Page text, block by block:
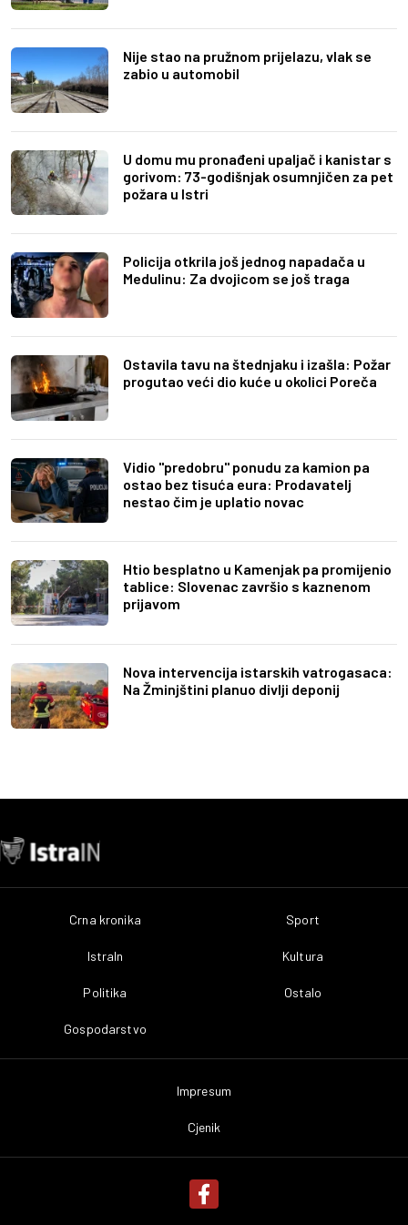
Nije stao na pružnom prijelazu, vlak se
zabio u automobil
U domu mu pronađeni upaljač i kanistar s
gorivom: 73-godišnjak osumnjičen za pet
požara u Istri
Policija otkrila još jednog napadača u
Medulinu: Za dvojicom se još traga
Ostavila tavu na štednjaku i izašla: Požar
progutao veći dio kuće u okolici Poreča
Vidio "predobru" ponudu za kamion pa
ostao bez tisuća eura: Prodavatelj
nestao čim je uplatio novac
Htio besplatno u Kamenjak pa promijenio
tablice: Slovenac završio s kaznenom
prijavom
Nova intervencija istarskih vatrogasaca:
Na Žminjštini planuo divlji deponij
Crna kronika
IstraIn
Politika
Gospodarstvo
Sport
Kultura
Ostalo
Impresum
Cjenik